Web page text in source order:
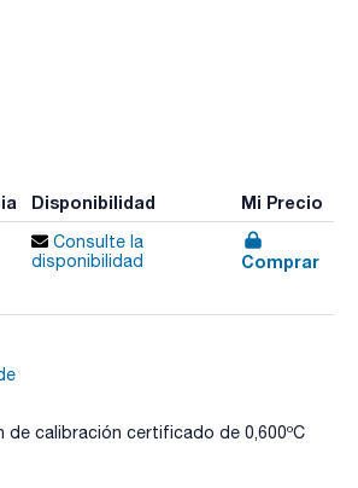
Disponibilidad Mi Precio
Consulte la
disponibilidad
Comprar
de calibración certificado de 0,600ºC